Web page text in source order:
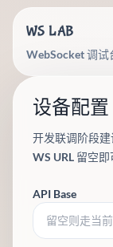
WS LAB
WebSocket 调试
设备配置
开发联调阶段
WS URL 留空即
API Base